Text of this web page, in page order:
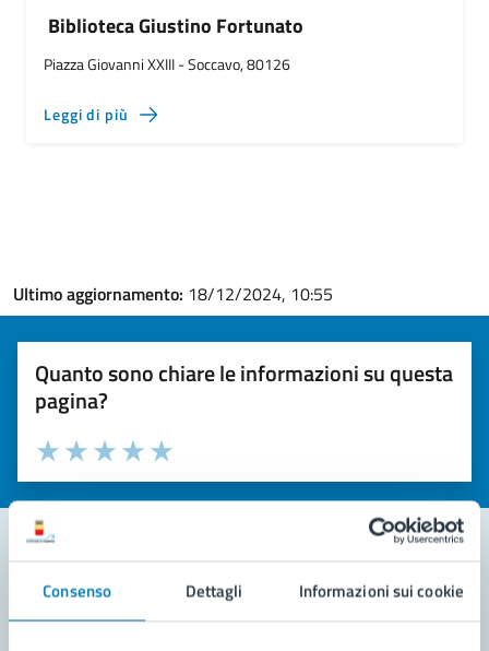
Consenso Dettagli Informazioni sui cookie
Biblioteca Giustino Fortunato
Piazza Giovanni XXIII - Soccavo, 80126
Leggi di più
Ultimo aggiornamento: 18/12/2024, 10:55
Quanto sono chiare le informazioni su questa
pagina?
Valuta la chiarezza delle informazioni (da 1 a 5 stelle)
Seleziona il numero di stelle per valutare la chiarezza delle
Valuta 5 stelle su 5
Valuta 4 stelle su 5
Valuta 3 stelle su 5
Valuta 2 stelle su 5
Valuta 1 stelle su 5
Contatta il comune